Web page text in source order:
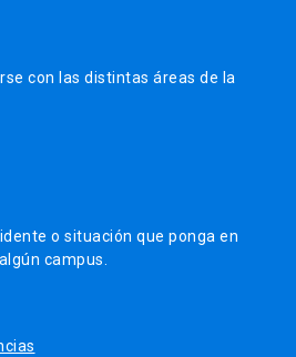
con las distintas áreas de la
o situación que ponga en
campus.